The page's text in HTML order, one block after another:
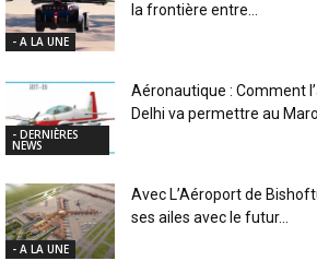
- A LA UNE
la frontière entre...
- DERNIÈRES
NEWS
Aéronautique : Comment
Delhi va permettre au
- A LA UNE
Avec L’Aéroport de
ses ailes avec le futur...